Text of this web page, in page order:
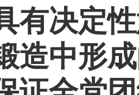
有决定
造中形